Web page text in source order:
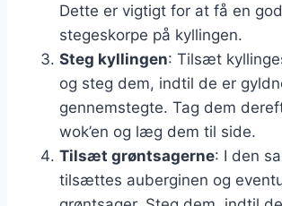
Dette er vigtigt for at få en god
stegeskorpe på kyllingen.
Steg kyllingen: Tilsæt
og steg dem, indtil de er
gennemstegte. Tag dem
wok’en og læg dem til side.
Tilsæt grøntsagerne: I den
tilsættes auberginen og